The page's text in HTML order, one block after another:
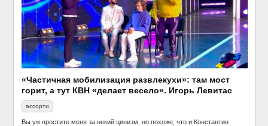
«Частичная мобилизация развлекухи»: там мост
горит, а тут КВН «делает весело». Игорь Левитас
ассорти
Вы уж простите меня за некий цинизм, но похоже, что и Константин